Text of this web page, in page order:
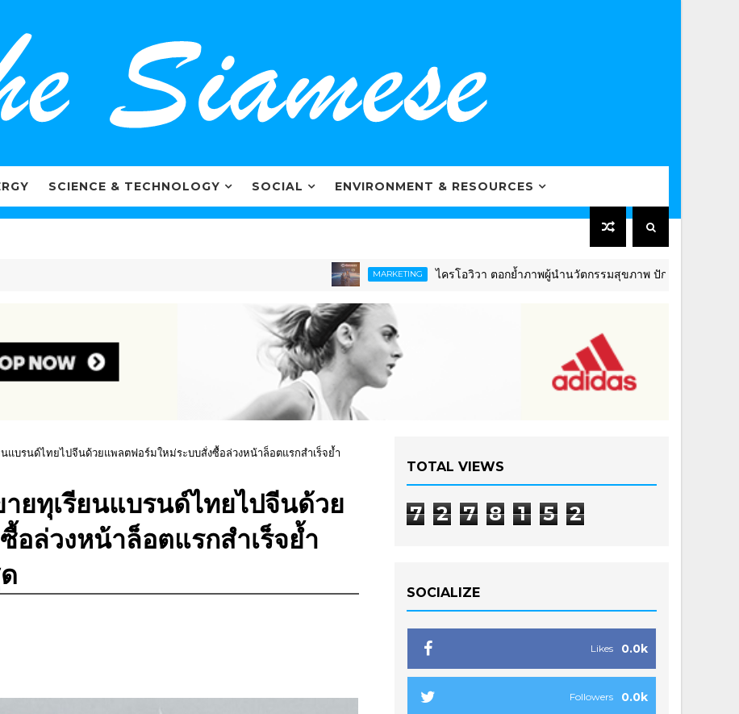
SCIENCE & TECHNOLOGY SOCIAL ENVIRONMENT & RESOURCES
MARKETING ไครโอวิวา ตอกย้ำภาพผู้นำนวัตกรรมสุขภาพ ปักธงดันไทยสู่ “Global
นแบรนด์ไทยไปจีนด้วยแพลตฟอร์มใหม่ระบบสั่งซื้อล่วงหน้าล็อตแรกสำเร็จย้ำ
ยทุเรียนแบรนด์ไทยไปจีนด้วย
ล่วงหน้าล็อตแรกสำเร็จย้ำ
TOTAL VIEWS
7 2 7 8 1 5 2
SOCIALIZE
0.0k
Likes
0.0k
Followers